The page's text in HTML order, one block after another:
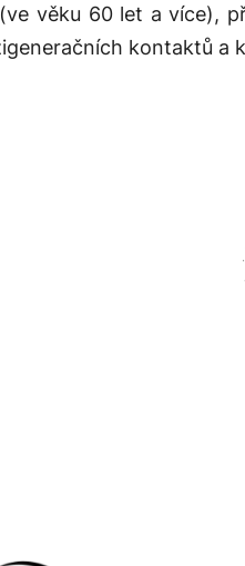
věku 60 let a více),
kontaktů a